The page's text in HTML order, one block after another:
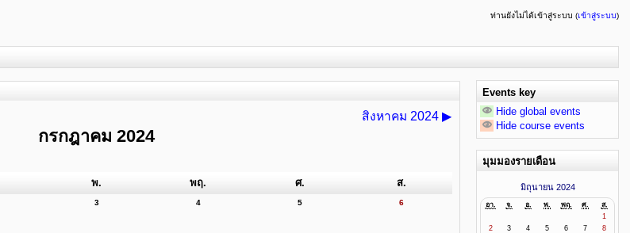
ท่านยังไม่ได้เข้าสู่ระบบ (เข้าสู่ระบบ)
กรกฎาคม 2024
สิงหาคม 2024 ▶
พ. พฤ. ศ. ส.
3 4 5 6
Events key
Hide global events
Hide course events
มุมมองรายเดือน
มิถุนายน 2024
อา. จ. อ. พ. พฤ. ศ.
ส.
1
2
3 4 5 6 7
8